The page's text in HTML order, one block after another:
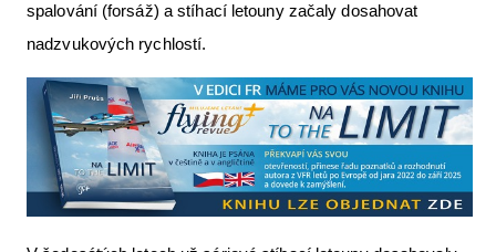
spalování (forsáž) a stíhací letouny začaly dosahovat
nadzvukových rychlostí.